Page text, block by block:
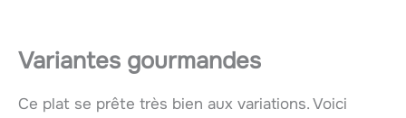
Variantes gourmandes
Ce plat se prête très bien aux variations. Voici